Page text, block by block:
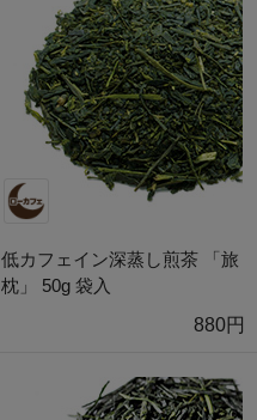
低カフェイン深蒸し煎茶 「旅
枕」 50g 袋入
880円